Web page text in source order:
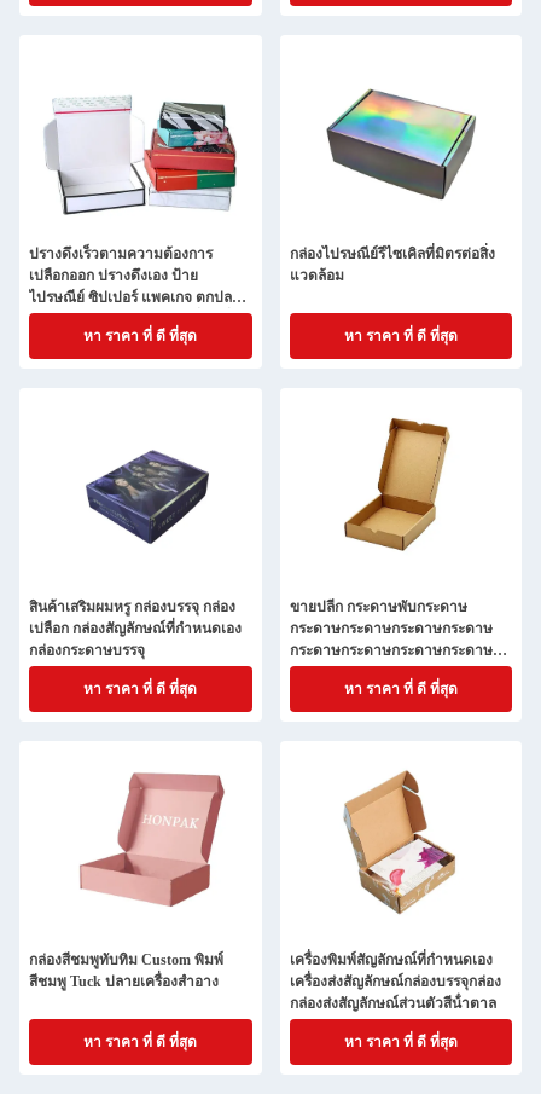
กระดาษกระดาษกระดาษกระดาษ
ปรางดึงเร็วตามความต้องการ
เปลือกออก ปรางดึงเอง ป้าย
ไปรษณีย์ ซิปเปอร์ แพคเกจ ตกปลาย
ปรางดึงเอง กล่องไปรษณีย์ที่มีเครื่อง
หา ราคา ที่ ดี ที่สุด
กล่องไปรษณีย์รีไซเคิลที่มิตรต่อสิ่ง
แวดล้อม
หา ราคา ที่ ดี ที่สุด
สินค้าเสริมผมหรู กล่องบรรจุ กล่อง
เปลือก กล่องสัญลักษณ์ที่กําหนดเอง
กล่องกระดาษบรรจุ
หา ราคา ที่ ดี ที่สุด
ขายปลีก กระดาษพับกระดาษ
กระดาษกระดาษกระดาษกระดาษ
กระดาษกระดาษกระดาษกระดาษ
กระดาษกระดาษกระดาษกระดาษ
กระดาษกระดาษกระดาษกระดาษ
กระดาษกระดาษกระดาษกระดาษ
กระดาษกระดาษกระดาษกระดาษ
หา ราคา ที่ ดี ที่สุด
กล่องสีชมพูทับทิม Custom พิมพ์
สีชมพู Tuck ปลายเครื่องสําอาง
หา ราคา ที่ ดี ที่สุด
เครื่องพิมพ์สัญลักษณ์ที่กําหนดเอง
เครื่องส่งสัญลักษณ์กล่องบรรจุกล่อง
กล่องส่งสัญลักษณ์ส่วนตัวสีน้ําตาล
หา ราคา ที่ ดี ที่สุด